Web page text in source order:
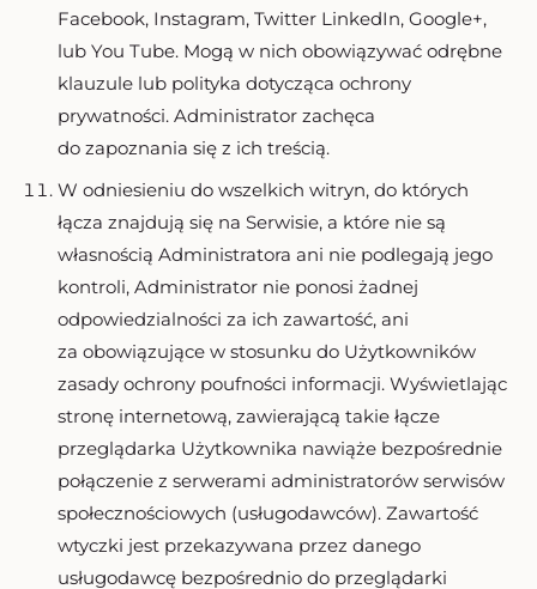
Facebook, Instagram, Twitter LinkedIn, Google+,
lub You Tube. Mogą w nich obowiązywać odrębne
klauzule lub polityka dotycząca ochrony
prywatności. Administrator zachęca
do zapoznania się z ich treścią.
W odniesieniu do wszelkich witryn, do których
łącza znajdują się na Serwisie, a które nie są
własnością Administratora ani nie podlegają jego
kontroli, Administrator nie ponosi żadnej
odpowiedzialności za ich zawartość, ani
za obowiązujące w stosunku do Użytkowników
zasady ochrony poufności informacji. Wyświetlając
stronę internetową, zawierającą takie łącze
przeglądarka Użytkownika nawiąże bezpośrednie
połączenie z serwerami administratorów serwisów
społecznościowych (usługodawców). Zawartość
wtyczki jest przekazywana przez danego
usługodawcę bezpośrednio do przeglądarki